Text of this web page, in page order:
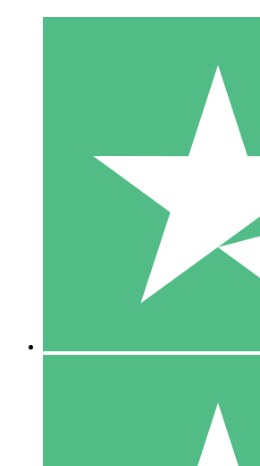
Pacchetti di Crediti
Paga a consumo con crediti di
1 Download
10
US$1500
10 Download
20